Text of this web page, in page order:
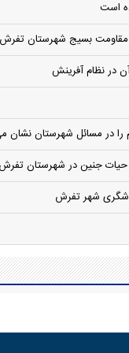
است
مقاومت بسیج شهرستان
در نظام آفرینش
در مسائل شهرستان نشان
حیات جنین در شهرستان تفرش
شهر تفرش